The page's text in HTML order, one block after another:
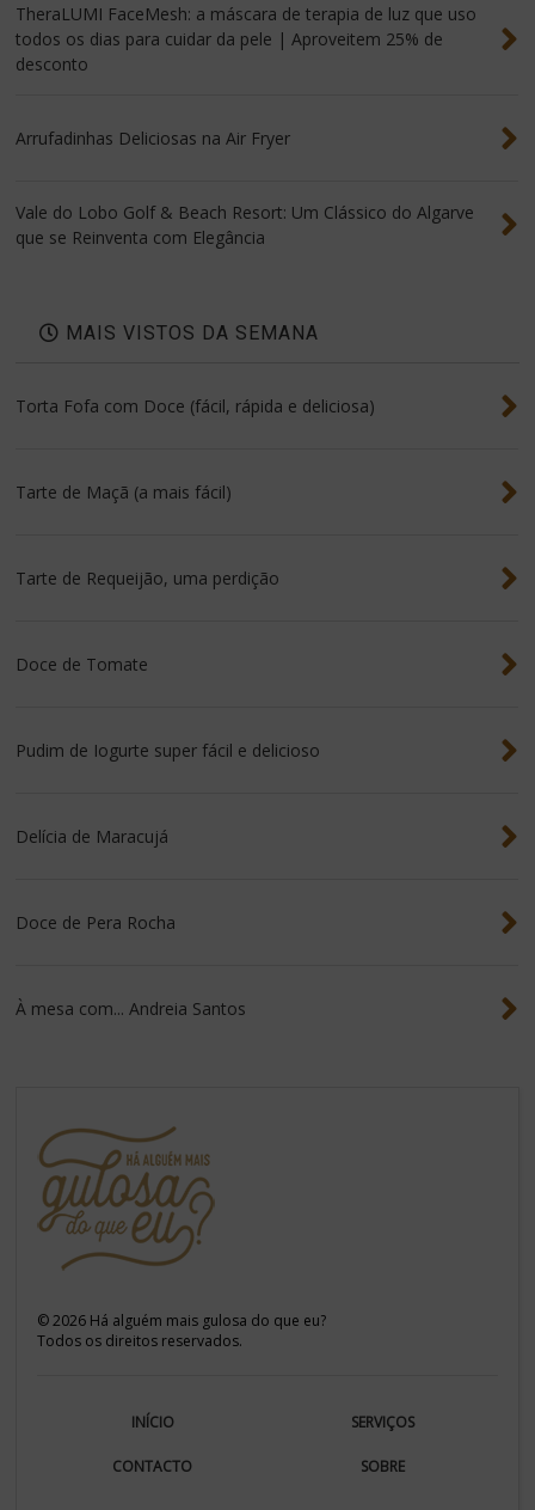
TheraLUMI FaceMesh: a máscara de terapia de luz que uso
todos os dias para cuidar da pele | Aproveitem 25% de
desconto
Arrufadinhas Deliciosas na Air Fryer
Vale do Lobo Golf & Beach Resort: Um Clássico do Algarve
que se Reinventa com Elegância
MAIS VISTOS DA SEMANA
Torta Fofa com Doce (fácil, rápida e deliciosa)
Tarte de Maçã (a mais fácil)
Tarte de Requeijão, uma perdição
Doce de Tomate
Pudim de Iogurte super fácil e delicioso
Delícia de Maracujá
Doce de Pera Rocha
À mesa com... Andreia Santos
©2026 Há alguém mais gulosa do que eu?
Todos os direitos reservados.
INÍCIO SERVIÇOS
CONTACTO SOBRE